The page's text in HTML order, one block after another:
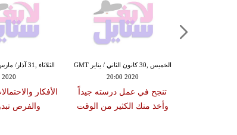
2020
الأفكار
والفرص
الخميس ,30 كانون الثاني / يناير GMT
20:00 2020
تنجح في عمل درسته جيداً
وأخذ منك الكثير من الوقت